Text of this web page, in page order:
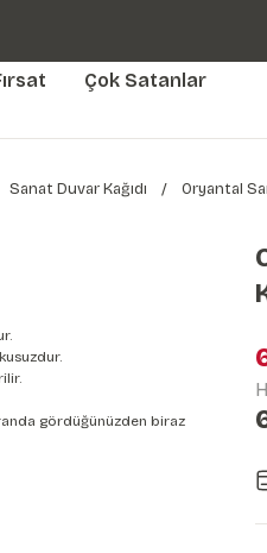
Kendinden Yapışkanlı Kolay
Çok Satanlar
Sanat Duvar Kağıdı Oryantal
gördüğünüzden biraz